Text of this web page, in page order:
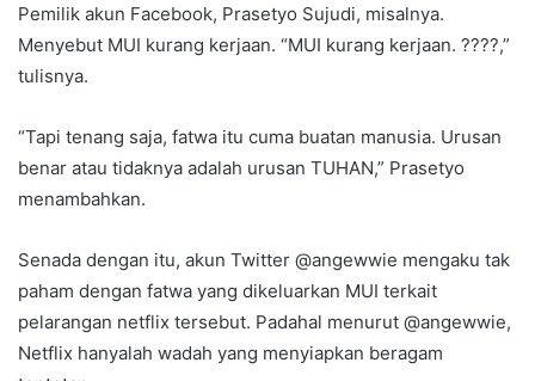
Pemilik akun Facebook, Prasetyo Sujudi, misalnya.
Menyebut MUI kurang kerjaan. “MUI kurang kerjaan. ????,”
tulisnya.
“Tapi tenang saja, fatwa itu cuma buatan manusia. Urusan
benar atau tidaknya adalah urusan TUHAN,” Prasetyo
menambahkan.
Senada dengan itu, akun Twitter @angewwie mengaku tak
paham dengan fatwa yang dikeluarkan MUI terkait
pelarangan netflix tersebut. Padahal menurut @angewwie,
Netflix hanyalah wadah yang menyiapkan beragam